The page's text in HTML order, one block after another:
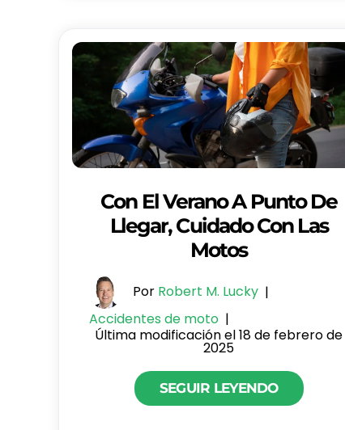
Con El Verano A Punto De
Llegar, Cuidado Con Las
Motos
Por Robert M. Lucky |
Accidentes de moto |
Última modificación el 18 de febrero de
2025
SEGUIR LEYENDO